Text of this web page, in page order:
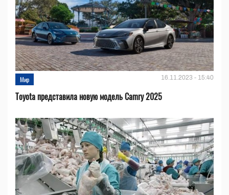
Мир 16.11.2023 - 15:40
Toyota представила новую модель Camry 2025